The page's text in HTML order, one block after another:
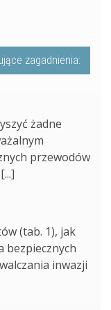
zagadnienia:
żadne
przewodów
(tab. 1), jak
bezpiecznych
inwazji